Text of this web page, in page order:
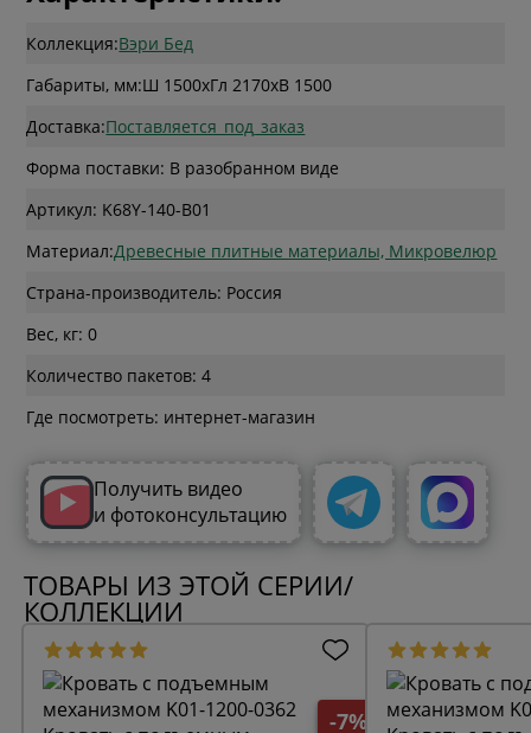
Коллекция:Вэри Бед
Габариты, мм:Ш 1500xГл 2170xВ 1500
Доставка:Поставляется_под_заказ
Форма поставки: В разобранном виде
Артикул: K68Y-140-B01
Материал:Древесные плитные материалы, Микровелюр
Страна-производитель: Россия
Вес, кг: 0
Количество пакетов: 4
Где посмотреть: интернет-магазин
Получить видео
и фотоконсультацию
ТОВАРЫ ИЗ ЭТОЙ СЕРИИ/
КОЛЛЕКЦИИ
-7%